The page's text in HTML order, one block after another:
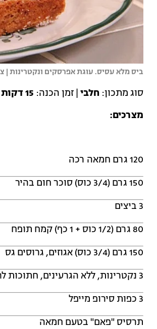
ביס מלא עסיס. עוגת אפרסקים ונקטרינות |
סוג מתכון: חלבי | זמן הכנה: 15 דקות
מצרכים:
120 גרם חמאה רכה
150 גרם (3/4 כוס) סוכר חום בהיר
3 ביצים
80 גרם (1/2 כוס + 1 כף) קמח תופח
150 גרם (3/4 כוס) אגוזים, גרוסים גס
3 נקטרינות, ללא הגרעינים, חתוכות לרבעים
3 כפות סירופ מייפל
תרסיס "פאם" בטעם חמאה